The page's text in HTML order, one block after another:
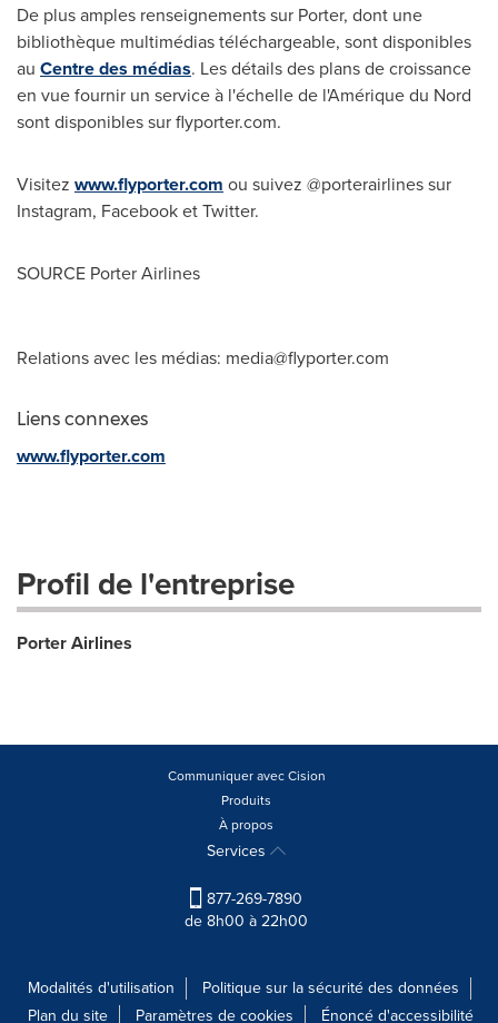
De plus amples renseignements sur Porter, dont une
bibliothèque multimédias téléchargeable, sont disponibles
au Centre des médias. Les détails des plans de croissance
en vue fournir un service à l'échelle de l'Amérique du Nord
sont disponibles sur flyporter.com.
Visitez www.flyporter.com ou suivez @porterairlines sur
Instagram, Facebook et Twitter.
SOURCE Porter Airlines
Relations avec les médias: media@flyporter.com
Liens connexes
www.flyporter.com
Profil de l'entreprise
Porter Airlines
Communiquer avec Cision
Produits
À propos
Services
877-269-7890
de 8h00 à 22h00
Modalités d'utilisation
Politique sur la sécurité des données
Plan du site
Paramètres de cookies Énoncé d'accessibilité